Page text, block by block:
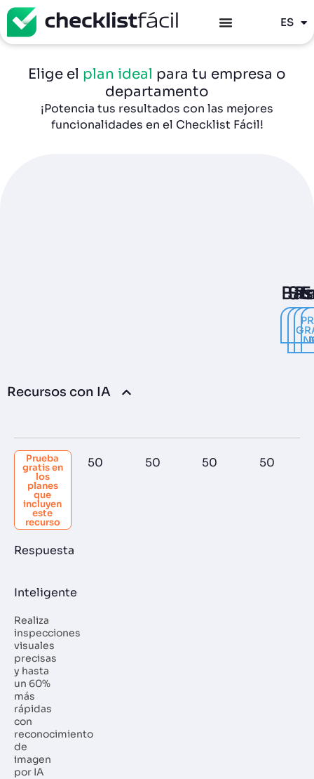
ES
EN
Elige el plan ideal para tu empresa o
departamento
¡Potencia tus resultados con las mejores
funcionalidades en el Checklist Fácil!
Recursos con IA
Prueba
gratis en
los
planes
que
incluyen
este
recurso
Respuesta
Inteligente
Realiza
inspecciones
visuales
precisas
y hasta
un 60%
más
rápidas
con
reconocimiento
de
imagen
por IA
50 50 50 50